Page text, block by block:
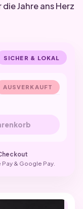
Jahre ans Herz
SICHER & LOKAL
AUSVERKAUFT
& Google Pay.